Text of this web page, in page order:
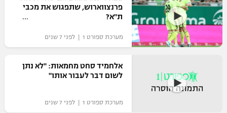
תקנון משתתפים וזוכים בפרסים
תקנון עבור פעילות אלקטרה
טניס
גיימינג E-Sports
תנאי שימוש
כדורמים
פוטבול אמריקאי NFL
ספורט אתגרי ואקסטרים
פרנצווארוש, שתפגוש את מכבי
ת"א?
מערכת ספורט 1 | לפני 7 שנים
אלחמיד סחט מחמאות: "לא נתן
לשום דבר לעבור אותו"
מערכת ספורט 1 | לפני 7 שנים